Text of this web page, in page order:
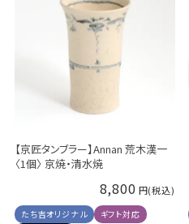
【京匠タンブラー】Annan 荒木漢一
〈1個〉 京焼・清水焼
8,800
たち吉オリジナル
ギフト対応